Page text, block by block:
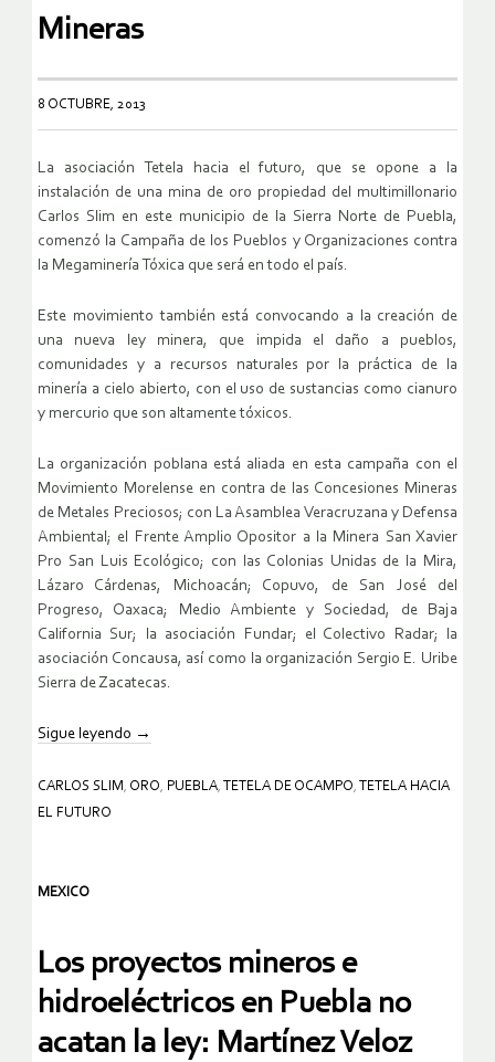
Mineras
8 OCTUBRE, 2013
La asociación Tetela hacia el futuro, que se opone a la
instalación de una mina de oro propiedad del multimillonario
Carlos Slim en este municipio de la Sierra Norte de Puebla,
comenzó la Campaña de los Pueblos y Organizaciones contra
la Megaminería Tóxica que será en todo el país.
Este movimiento también está convocando a la creación de
una nueva ley minera, que impida el daño a pueblos,
comunidades y a recursos naturales por la práctica de la
minería a cielo abierto, con el uso de sustancias como cianuro
y mercurio que son altamente tóxicos.
La organización poblana está aliada en esta campaña con el
Movimiento Morelense en contra de las Concesiones Mineras
de Metales Preciosos; con La Asamblea Veracruzana y Defensa
Ambiental; el Frente Amplio Opositor a la Minera San Xavier
Pro San Luis Ecológico; con las Colonias Unidas de la Mira,
Lázaro Cárdenas, Michoacán; Copuvo, de San José del
Progreso, Oaxaca; Medio Ambiente y Sociedad, de Baja
California Sur; la asociación Fundar; el Colectivo Radar; la
asociación Concausa, así como la organización Sergio E. Uribe
Sierra de Zacatecas.
Sigue leyendo →
CARLOS SLIM , ORO, PUEBLA, TETELA DE OCAMPO, TETELA HACIA
EL FUTURO
MEXICO
Los proyectos mineros e
hidroeléctricos en Puebla no
acatan la ley: Martínez Veloz